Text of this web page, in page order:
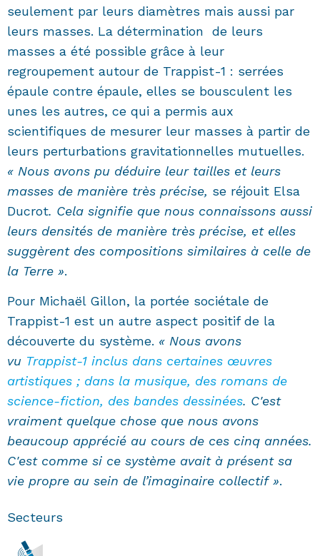
seulement par leurs diamètres mais aussi par
leurs masses. La détermination de leurs
masses a été possible grâce à leur
regroupement autour de Trappist-1 : serrées
épaule contre épaule, elles se bousculent les
unes les autres, ce qui a permis aux
scientifiques de mesurer leur masses à partir de
leurs perturbations gravitationnelles mutuelles.
« Nous avons pu déduire leur tailles et leurs
masses de manière très précise, se réjouit Elsa
Ducrot. Cela signifie que nous connaissons aussi
leurs densités de manière très précise, et elles
suggèrent des compositions similaires à celle de
la Terre ».
Pour Michaël Gillon, la portée sociétale de
Trappist-1 est un autre aspect positif de la
découverte du système. « Nous avons
vu Trappist-1 inclus dans certaines œuvres
artistiques ; dans la musique, des romans de
science-fiction, des bandes dessinées. C'est
vraiment quelque chose que nous avons
beaucoup apprécié au cours de ces cinq années.
C'est comme si ce système avait à présent sa
vie propre au sein de l’imaginaire collectif ».
Secteurs